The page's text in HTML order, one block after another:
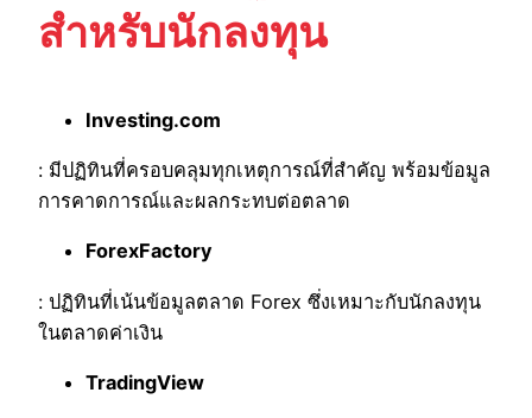
สำหรับนักลงทุน
Investing.com
: มีปฏิทินที่ครอบคลุมทุกเหตุการณ์ที่สำคัญ พร้อมข้อมูล
การคาดการณ์และผลกระทบต่อตลาด
ForexFactory
: ปฏิทินที่เน้นข้อมูลตลาด Forex ซึ่งเหมาะกับนักลงทุน
ในตลาดค่าเงิน
TradingView